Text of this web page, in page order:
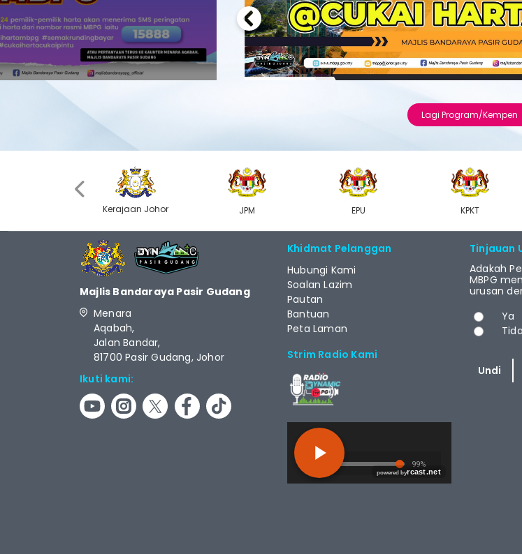
Previous
Lagi Program/Kempen
Kerajaan Johor JPM EPU KPKT
Majlis Bandaraya Pasir Gudang
Menara
Aqabah,
Jalan Bandar,
81700 Pasir Gudang, Johor
Ikuti kami:
Khidmat Pelanggan
Hubungi Kami
Soalan Lazim
Pautan
Bantuan
Peta Laman
Strim Radio Kami
Tinjauan
Adakah
MBPG
urusan
Pilihan
Ya